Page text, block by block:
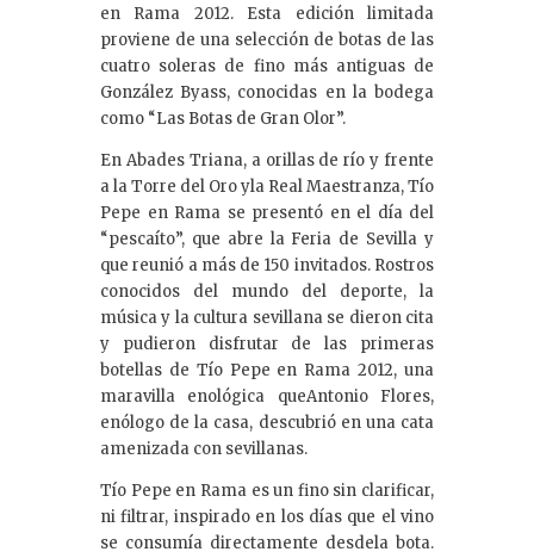
en Rama 2012. Esta edición limitada
proviene de una selección de botas de las
cuatro soleras de fino más antiguas de
González Byass, conocidas en la bodega
como “Las Botas de Gran Olor”.
En Abades Triana, a orillas de río y frente
a la Torre del Oro yla Real Maestranza, Tío
Pepe en Rama se presentó en el día del
“pescaíto”, que abre la Feria de Sevilla y
que reunió a más de 150 invitados. Rostros
conocidos del mundo del deporte, la
música y la cultura sevillana se dieron cita
y pudieron disfrutar de las primeras
botellas de Tío Pepe en Rama 2012, una
maravilla enológica queAntonio Flores,
enólogo de la casa, descubrió en una cata
amenizada con sevillanas.
Tío Pepe en Rama es un fino sin clarificar,
ni filtrar, inspirado en los días que el vino
se consumía directamente desdela bota.